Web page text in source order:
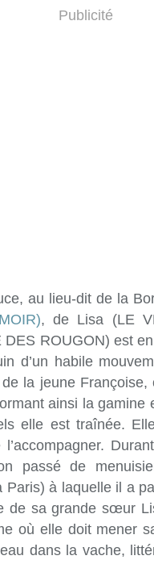
Publicité
au lieu-dit de la
, de Lisa (LE
DES ROUGON) est
d’un habile
la jeune Françoise,
ainsi la
elle est traînée.
l’accompagner.
passé de
à laquelle il a
de sa grande sœur
où elle doit mener
dans la vache,